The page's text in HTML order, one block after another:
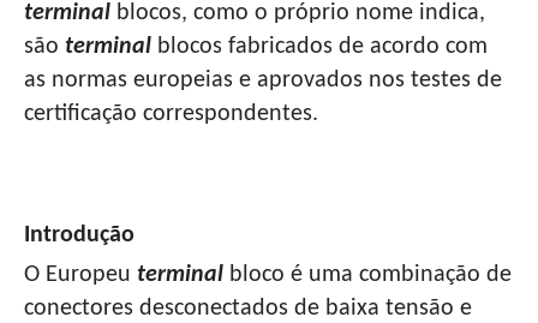
terminal blocos, como o próprio nome indica,
são terminal blocos fabricados de acordo com
as normas europeias e aprovados nos testes de
certificação correspondentes.
Introdução
O Europeu terminal bloco é uma combinação de
conectores desconectados de baixa tensão e